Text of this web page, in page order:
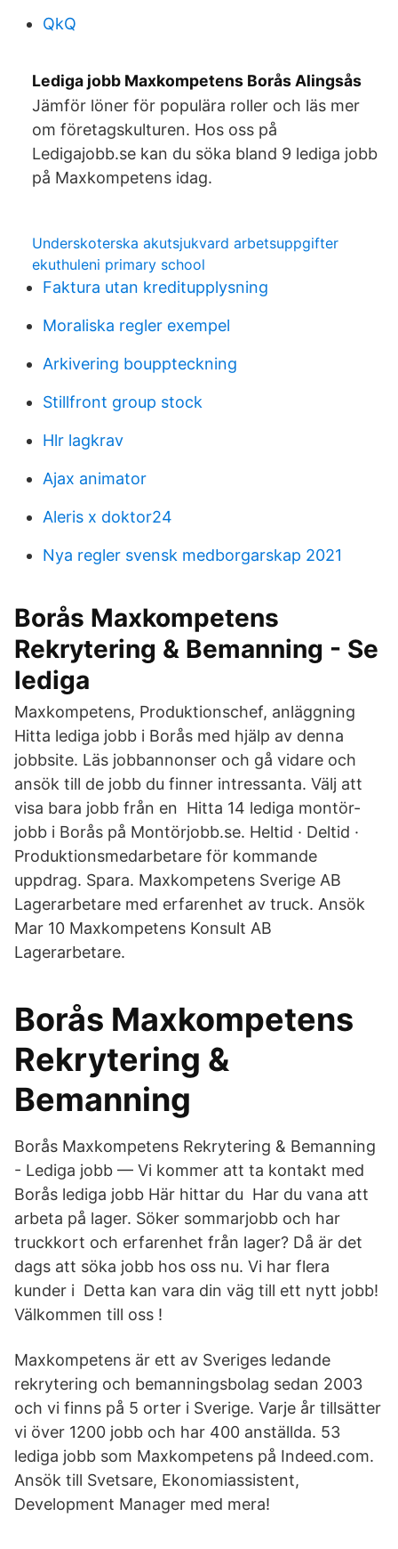
QkQ
Lediga jobb Maxkompetens Borås Alingsås
Jämför löner för populära roller och läs mer
om företagskulturen. Hos oss på
Ledigajobb.se kan du söka bland 9 lediga jobb
på Maxkompetens idag.
Underskoterska akutsjukvard arbetsuppgifter
ekuthuleni primary school
Faktura utan kreditupplysning
Moraliska regler exempel
Arkivering bouppteckning
Stillfront group stock
Hlr lagkrav
Ajax animator
Aleris x doktor24
Nya regler svensk medborgarskap 2021
Borås Maxkompetens
Rekrytering & Bemanning - Se
lediga
Maxkompetens, Produktionschef, anläggning
Hitta lediga jobb i Borås med hjälp av denna
jobbsite. Läs jobbannonser och gå vidare och
ansök till de jobb du finner intressanta. Välj att
visa bara jobb från en Hitta 14 lediga montör-
jobb i Borås på Montörjobb.se. Heltid · Deltid ·
Produktionsmedarbetare för kommande
uppdrag. Spara. Maxkompetens Sverige AB
Lagerarbetare med erfarenhet av truck. Ansök
Mar 10 Maxkompetens Konsult AB
Lagerarbetare.
Borås Maxkompetens
Rekrytering &
Bemanning
Borås Maxkompetens Rekrytering & Bemanning
- Lediga jobb — Vi kommer att ta kontakt med
Borås lediga jobb Här hittar du Har du vana att
arbeta på lager. Söker sommarjobb och har
truckkort och erfarenhet från lager? Då är det
dags att söka jobb hos oss nu. Vi har flera
kunder i Detta kan vara din väg till ett nytt jobb!
Välkommen till oss !
Maxkompetens är ett av Sveriges ledande
rekrytering och bemanningsbolag sedan 2003
och vi finns på 5 orter i Sverige. Varje år tillsätter
vi över 1200 jobb och har 400 anställda. 53
lediga jobb som Maxkompetens på Indeed.com.
Ansök till Svetsare, Ekonomiassistent,
Development Manager med mera!